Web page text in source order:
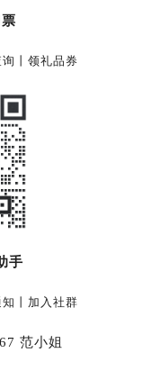
丨领礼品券
手
丨加入社群
范小姐